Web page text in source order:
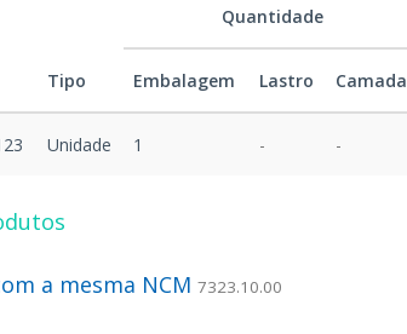
Tipo
Quantidade
Embalagem Lastro Camada
Unidade 1 - -
a mesma NCM 7323.10.00